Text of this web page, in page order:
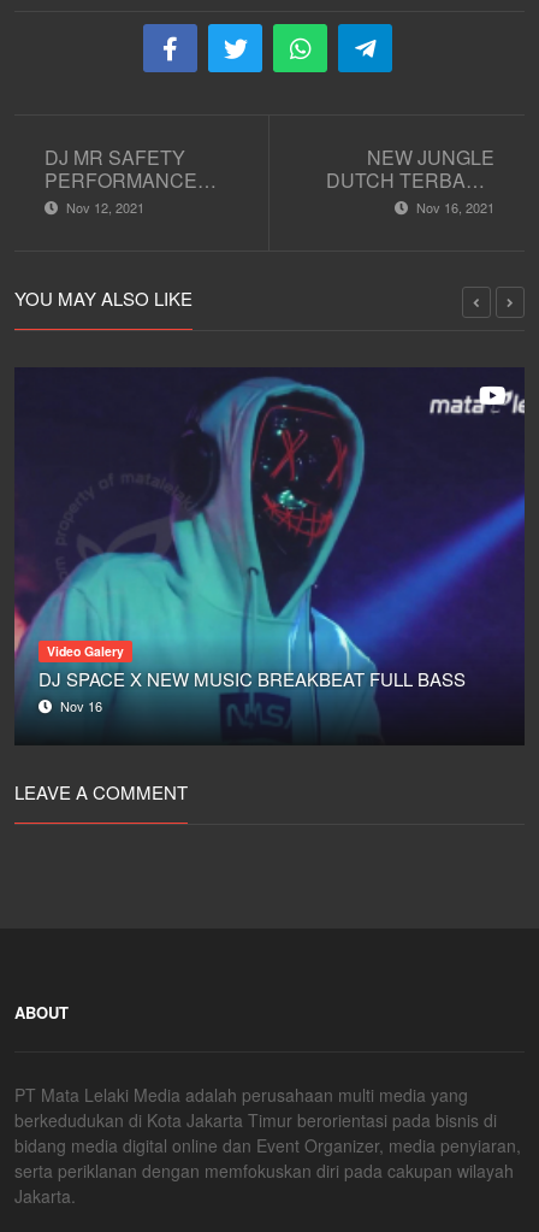
DJ MR SAFETY
PERFORMANCE
MUSIK DJ JUNGLE
Nov 12, 2021
NEW JUNGLE
DUTCH TERBARU
FULL BASS "DJ
Nov 16, 2021
YOU MAY ALSO LIKE
Video Galery
DJ SPACE X NEW MUSIC BREAKBEAT FULL BASS
Nov 16
LEAVE A COMMENT
ABOUT
PT Mata Lelaki Media adalah perusahaan multi media yang
berkedudukan di Kota Jakarta Timur berorientasi pada bisnis di
bidang media digital online dan Event Organizer, media penyiaran,
serta periklanan dengan memfokuskan diri pada cakupan wilayah
Jakarta.